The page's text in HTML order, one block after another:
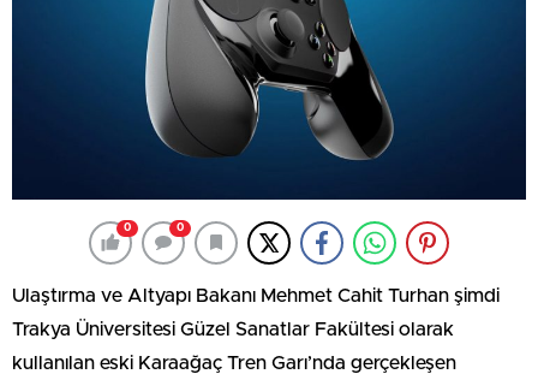
0 0
Ulaştırma ve Altyapı Bakanı Mehmet Cahit Turhan şimdi
Trakya Üniversitesi Güzel Sanatlar Fakültesi olarak
kullanılan eski Karaağaç Tren Garı’nda gerçekleşen